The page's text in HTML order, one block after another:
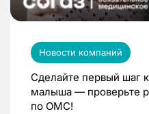
Новости компаний
Сделайте первый шаг
малыша — проверьте
по ОМС!